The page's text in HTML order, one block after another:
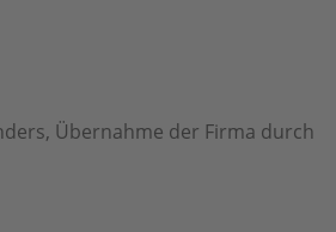
Übernahme der Firma durch